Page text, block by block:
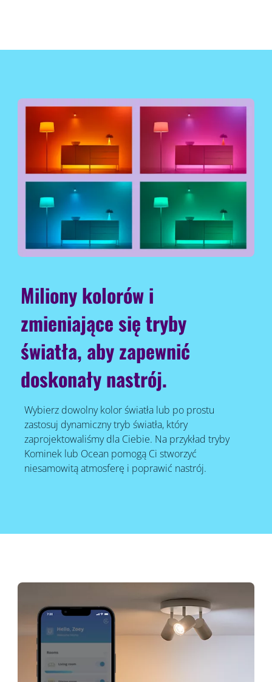
Miliony kolorów i
zmieniające się tryby
światła, aby zapewnić
doskonały nastrój.
Wybierz dowolny kolor światła lub po prostu
zastosuj dynamiczny tryb światła, który
zaprojektowaliśmy dla Ciebie. Na przykład tryby
Kominek lub Ocean pomogą Ci stworzyć
niesamowitą atmosferę i poprawić nastrój.